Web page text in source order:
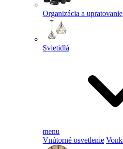
Organizácia a upratovanie
Svietidlá
menu
Vnútorné osvetlenie